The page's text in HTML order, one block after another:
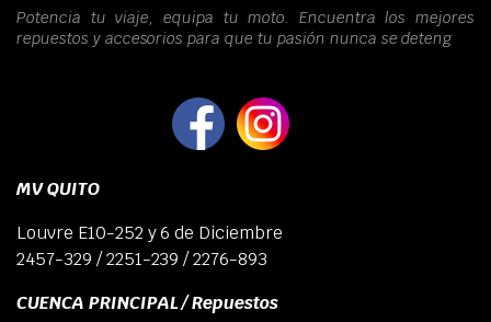
Potencia tu viaje, equipa tu moto. Encuentra los mejores
repuestos y accesorios para que tu pasión nunca se deteng
MV QUITO
Louvre E10-252 y 6 de Diciembre
2457-329 / 2251-239 / 2276-893
CUENCA PRINCIPAL / Repuestos